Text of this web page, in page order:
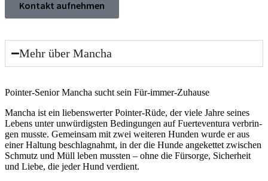
Kontakt aufnehmen
Mehr über Mancha
Poin­ter-Seni­or Man­cha sucht sein Für-immer-Zuhau­se
Man­cha ist ein lie­bens­wer­ter Poin­ter-Rüde, der vie­le Jah­re sei­nes
Lebens unter unwür­digs­ten Bedin­gun­gen auf Fuer­te­ven­tura ver­brin­
gen muss­te. Gemein­sam mit zwei wei­te­ren Hun­den wur­de er aus
einer Hal­tung beschlag­nahmt, in der die Hun­de ange­ket­tet zwi­schen
Schmutz und Müll leben muss­ten – ohne die Für­sor­ge, Sicher­heit
und Lie­be, die jeder Hund ver­dient.